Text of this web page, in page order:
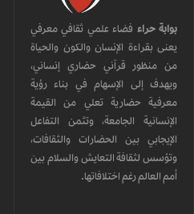
بوابة حراء فضاء علمي ثقافي معرفي
يعنى بقراءة الإنسان والكون والحياة
من منظور قرآني حضاري إنساني،
ويهدف إلى الإسهام في بناء رؤية
معرفية حضارية تعلي من القيمة
الإنسانية الجامعة، وتثمن التفاعل
الإيجابي بين الحضارات والثقافات،
وتؤسس لثقافة التعايش والسلام بين
أمم العالم رغم اختلافاتها.